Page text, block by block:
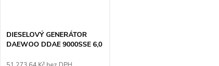
DIESELOVÝ GENERÁTOR
DAEWOO DDAE 9000SSE 6,0